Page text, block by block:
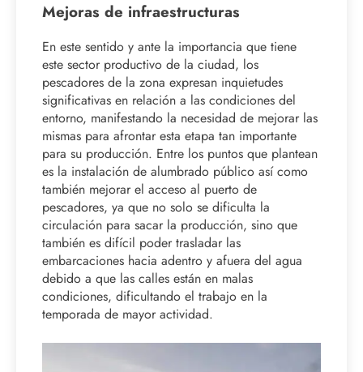
Mejoras de infraestructuras
En este sentido y ante la importancia que tiene
este sector productivo de la ciudad, los
pescadores de la zona expresan inquietudes
significativas en relación a las condiciones del
entorno, manifestando la necesidad de mejorar las
mismas para afrontar esta etapa tan importante
para su producción. Entre los puntos que plantean
es la instalación de alumbrado público así como
también mejorar el acceso al puerto de
pescadores, ya que no solo se dificulta la
circulación para sacar la producción, sino que
también es difícil poder trasladar las
embarcaciones hacia adentro y afuera del agua
debido a que las calles están en malas
condiciones, dificultando el trabajo en la
temporada de mayor actividad.